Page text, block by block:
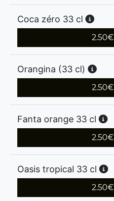
Coca zéro 33 cl
2.50€
Orangina (33 cl)
2.50€
Fanta orange 33 cl
2.50€
Oasis tropical 33 cl
2.50€